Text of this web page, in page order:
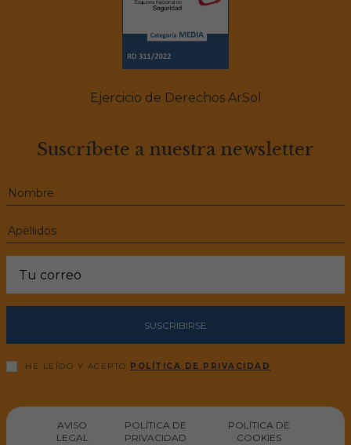
Ejercicio de Derechos ArSol
Suscríbete a nuestra newsletter
SUSCRIBIRSE
HE LEÍDO Y ACEPTO POLÍTICA DE PRIVACIDAD
AVISO
LEGAL
POLÍTICA DE
PRIVACIDAD
POLÍTICA DE
COOKIES